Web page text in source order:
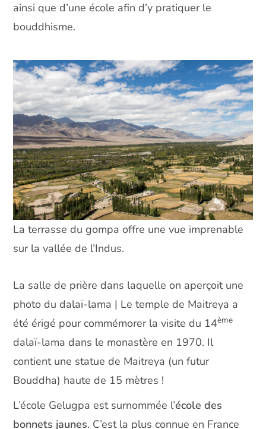
ainsi que d’une école afin d’y pratiquer le
bouddhisme.
La terrasse du gompa offre une vue imprenable
sur la vallée de l’Indus.
La salle de prière dans laquelle on aperçoit une
photo du dalaï-lama | Le temple de Maitreya a
été érigé pour commémorer la visite du 14ème
dalaï-lama dans le monastère en 1970. Il
contient une statue de Maitreya (un futur
Bouddha) haute de 15 mètres !
L’école Gelugpa est surnommée l’école des
bonnets jaunes. C’est la plus connue en France